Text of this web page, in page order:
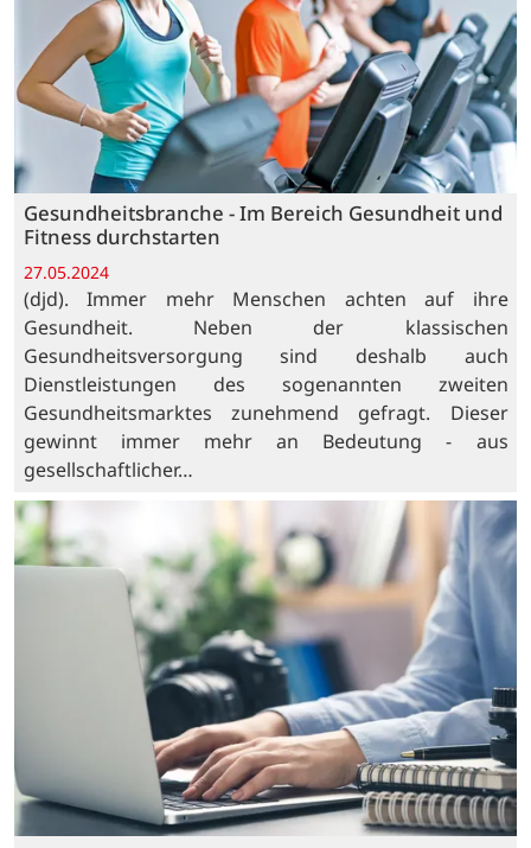
Gesundheitsbranche - Im Bereich Gesundheit und
Fitness durchstarten
27.05.2024
(djd). Immer mehr Menschen achten auf ihre
Gesundheit. Neben der klassischen
Gesundheitsversorgung sind deshalb auch
Dienstleistungen des sogenannten zweiten
Gesundheitsmarktes zunehmend gefragt. Dieser
gewinnt immer mehr an Bedeutung - aus
gesellschaftlicher…